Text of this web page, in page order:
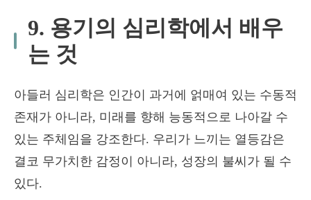
9. 용기의 심리학에서 배우
는 것
아들러 심리학은 인간이 과거에 얽매여 있는 수동적
존재가 아니라, 미래를 향해 능동적으로 나아갈 수
있는 주체임을 강조한다. 우리가 느끼는 열등감은
결코 무가치한 감정이 아니라, 성장의 불씨가 될 수
있다.